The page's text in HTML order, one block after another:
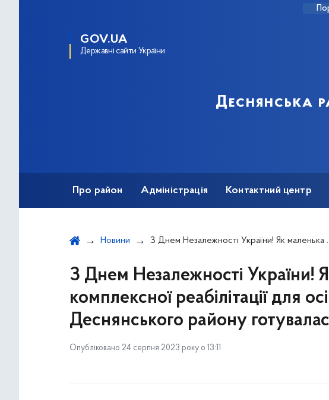
GOV.UA
Державні сайти України
Деснянська
Про район Адміністрація Контактний центр
Новини З Днем Незалежності України! Як маленька дітвора Центру комплексної реабілітації для осіб з інвалідністю Деснянського району готувалася до свята
З Днем Незалежності України!
комплексної реабілітації для
Деснянського району
Опубліковано 24 серпня 2023 року о 13:11